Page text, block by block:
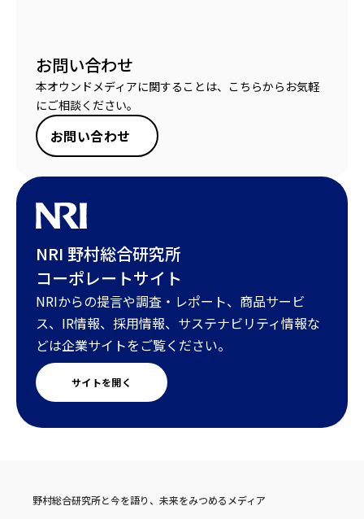
お問い合わせ
本オウンドメディアに関することは、こちらからお気軽
にご相談ください。
お問い合わせ
NRI 野村総合研究所
コーポレートサイト
NRIからの提言や調査・レポート、商品サービ
ス、IR情報、採用情報、サステナビリティ情報な
どは企業サイトをご覧ください。
サイトを開く
野村総合研究所と今を語り、未来をみつめるメディア